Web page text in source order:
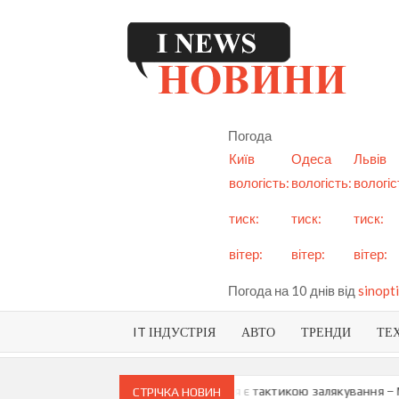
Погода
Київ
Одеса Львів
вологість:
тиск:
вітер:
вологість:
тиск:
вітер:
тиск:
вітер:
Погода на 10 днів від
IT ІНДУСТРІЯ АВТО ТРЕНДИ
СТРІЧКА НОВИН
про можливу анексію Придністров’я є тактикою залякування – Мая